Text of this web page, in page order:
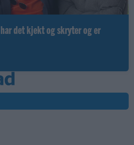
det kjekt og skryter og er